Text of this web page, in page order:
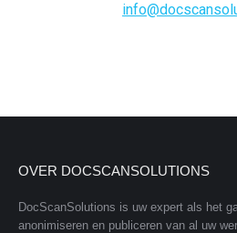
OVER DOCSCANSOLUTIONS
DocScanSolutions is uw expert als het
anonimiseren en publiceren van al uw